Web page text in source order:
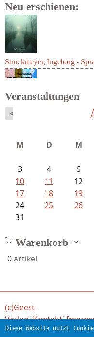
Neu erschienen:
Struckmeyer, Ingeborg -
Veranstaltungen
«
M D M
3
4 5
10
11 12
17
18 19
24
25 26
31
Warenkorb
0Artikel
(c)Geest-
Verlag|Kontakt|
Diese Website nutzt